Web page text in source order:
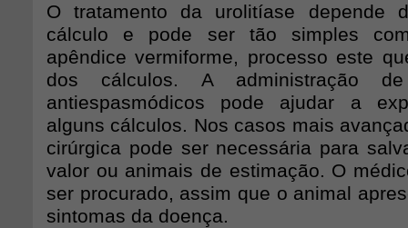
O tratamento da urolitíase depende
cálculo e pode ser tão simples
apêndice vermiforme, processo este
dos cálculos. A administração
antiespasmódicos pode ajudar a
alguns cálculos. Nos casos mais
cirúrgica pode ser necessária para
valor ou animais de estimação. O
ser procurado, assim que o animal
sintomas da doença.